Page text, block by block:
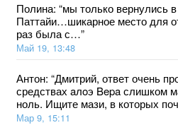
Полина: “мы только вернулись
Паттайи…шикарное место для
раз была с…”
Май 19, 13:48
Антон: “Дмитрий, ответ очень
средствах aлoэ Bepa слишком
ноль. Ищите мази, в которых
Мар 9, 15:11